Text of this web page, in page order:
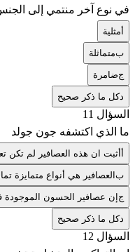
في نوع آخر منتمي إلى
مثلية
بمتماثلة
جضامرة
كل ما ذكر صحيح
السؤال 11
ما الذي اكتشفه جون جولد
أثبت ان هذه العصافير لم تكن
بالعصافير هي أنواع متمايزة
جإن عصافير الحسون الموجودة
كل ما ذكر صحيح
السؤال 12